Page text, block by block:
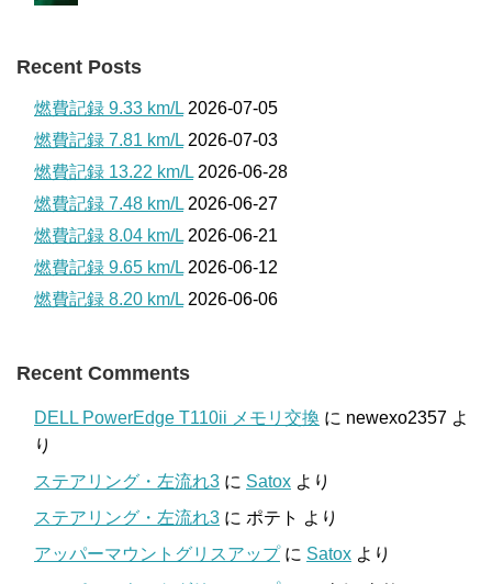
Recent Posts
燃費記録 9.33 km/L 2026-07-05
燃費記録 7.81 km/L 2026-07-03
燃費記録 13.22 km/L 2026-06-28
燃費記録 7.48 km/L 2026-06-27
燃費記録 8.04 km/L 2026-06-21
燃費記録 9.65 km/L 2026-06-12
燃費記録 8.20 km/L 2026-06-06
Recent Comments
DELL PowerEdge T110ii メモリ交換 に newexo2357 よ
り
ステアリング・左流れ3 に Satox より
ステアリング・左流れ3 に ポテト より
アッパーマウントグリスアップに Satox より